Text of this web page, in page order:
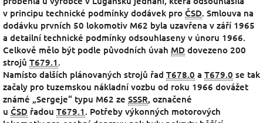
v principu technické podmínky dodávek pro ČSD. Smlouva na
dodávku prvních 50 lokomotiv M62 byla uzavřena v září 1965
a detailní technické podmínky odsouhlaseny v únoru 1966.
Celkově mělo být podle původních úvah MD dovezeno 200
strojů T679.1 .
Namísto dalších plánovaných strojů řad T678.0 a T679.0 se tak
začaly pro tuzemskou nákladní vozbu od roku 1966 dovážet
známé „Sergeje“ typu M62 ze SSSR, označené
u ČSD řadou T679.1 . Potřeby výkonných motorových